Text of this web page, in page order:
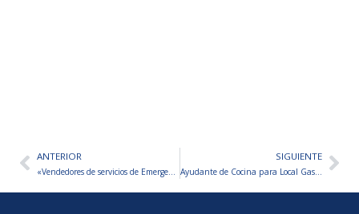
AntANTERIOR
«Vendedores de servicios de Emergencias»
SIGUIENTE
Ayudante de Cocina para Local Gastronómico